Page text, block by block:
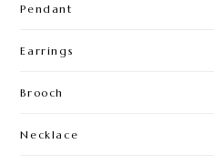
Pendant
Earrings
Brooch
Necklace